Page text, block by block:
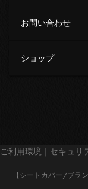
お問い合わせ
ショップ
ご利用環境 ｜ セキュリ
【シートカバー/ブ